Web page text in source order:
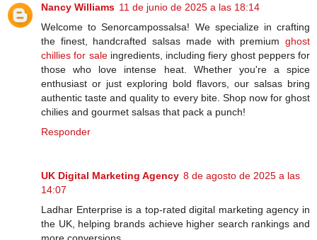
Nancy Williams 11 de junio de 2025 a las 18:14
Welcome to Senorcampossalsa! We specialize in crafting
the finest, handcrafted salsas made with premium ghost
chillies for saleingredients, including fiery ghost peppers for
those who love intense heat. Whether you're a spice
enthusiast or just exploring bold flavors, our salsas bring
authentic taste and quality to every bite. Shop now for ghost
chilies and gourmet salsas that pack a punch!
Responder
UK Digital Marketing Agency 8 de agosto de 2025 a las
14:07
Ladhar Enterprise is a top-rated digital marketing agency in
the UK, helping brands achieve higher search rankings and